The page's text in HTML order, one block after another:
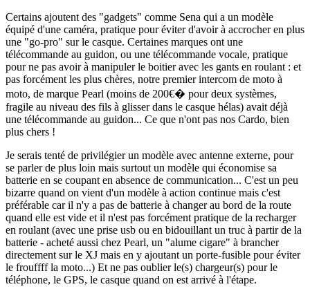
Certains ajoutent des "gadgets" comme Sena qui a un modèle
équipé d'une caméra, pratique pour éviter d'avoir à accrocher en plus
une "go-pro" sur le casque. Certaines marques ont une
télécommande au guidon, ou une télécommande vocale, pratique
pour ne pas avoir à manipuler le boitier avec les gants en roulant : et
pas forcément les plus chères, notre premier intercom de moto à
moto, de marque Pearl (moins de 200€� pour deux systèmes,
fragile au niveau des fils à glisser dans le casque hélas) avait déjà
une télécommande au guidon... Ce que n'ont pas nos Cardo, bien
plus chers !
Je serais tenté de privilégier un modèle avec antenne externe, pour
se parler de plus loin mais surtout un modèle qui économise sa
batterie en se coupant en absence de communication... C'est un peu
bizarre quand on vient d'un modèle à action continue mais c'est
préférable car il n'y a pas de batterie à changer au bord de la route
quand elle est vide et il n'est pas forcément pratique de la recharger
en roulant (avec une prise usb ou en bidouillant un truc à partir de la
batterie - acheté aussi chez Pearl, un "alume cigare" à brancher
directement sur le XJ mais en y ajoutant un porte-fusible pour éviter
le frouffff la moto...) Et ne pas oublier le(s) chargeur(s) pour le
téléphone, le GPS, le casque quand on est arrivé à l'étape.